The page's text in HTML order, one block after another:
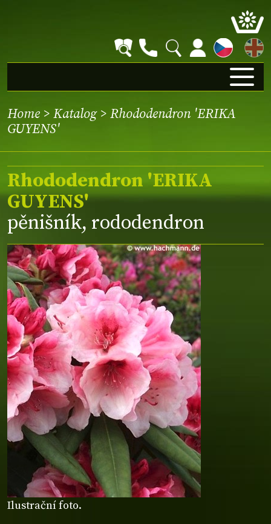
EN
Home > Katalog> Rhododendron 'ERIKA
GUYENS'
Ilustrační foto.
Rhododendron 'ERIKA
GUYENS'
pěnišník, rododendron